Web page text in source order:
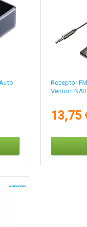
Receptor
Vention
13,75